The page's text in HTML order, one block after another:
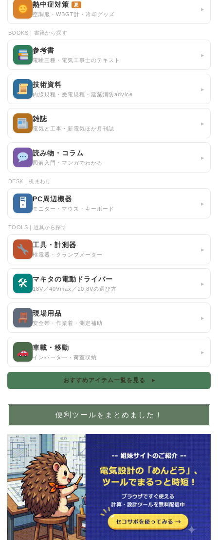
熱中症対策 夏
空調服・WBGT計・冷却グッズ
▸
BOOKS｜書籍から探す
参考書
電験三種・電気工事士のテキスト
▸
技術資料
内線規程・受電規程・建築消防advice
▸
雑誌
電気と工事・新電気ほか月刊誌
▸
読み物・コラム
図解入門・マンガでわかる
▸
DESK｜机まわり
🖥 PC周辺機器
モニター・マウス・キーボード
▸
TOOLS｜道具から探す
工具・計測器
検電器・クランプメーター
▸
🛠 マキタの電動ドライバー
18V／40Vmax／10.8Vの選び方
▸
現場用品
安全帯・作業着・測定補助
▸
車載・移動
インバーター・荷室収納
▸
おすすめアイテム一覧を見る ▸
便利ツールをまとめました！